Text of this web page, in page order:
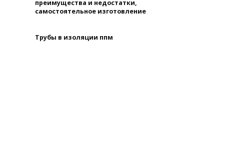
преимущества и недостатки,
самостоятельное изготовление
Трубы в изоляции ппм